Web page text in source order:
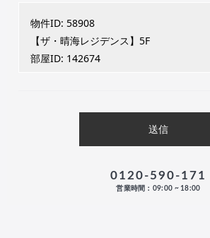
0120-590-171
営業時間：09:00 ~ 18:00